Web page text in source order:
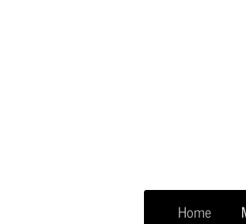
Home